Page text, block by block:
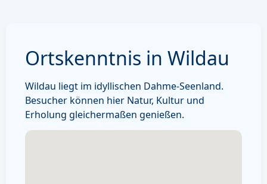
Ortskenntnis in Wildau
Wildau liegt im idyllischen Dahme-Seenland.
Besucher können hier Natur, Kultur und
Erholung gleichermaßen genießen.